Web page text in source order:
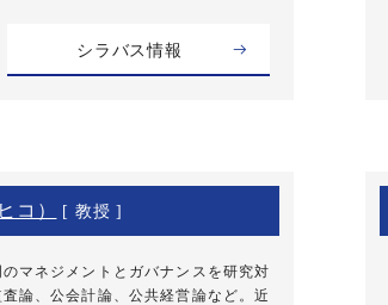
シラバス情報
） [ 教授 ]
マネジメントとガバナンスを研究対
論、公会計論、公共経営論など。近